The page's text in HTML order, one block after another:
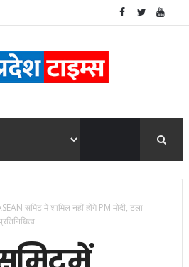
समिट में शामिल नहीं होंगे PM मोदी, टला